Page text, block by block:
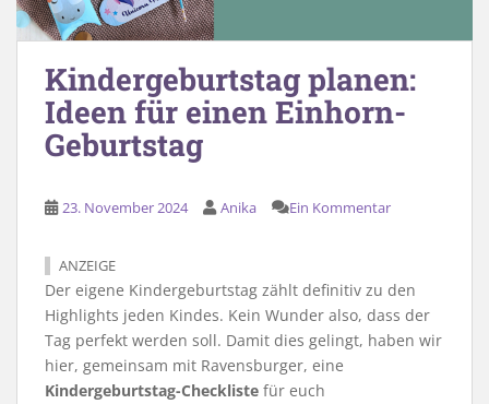
Kindergeburtstag planen:
Ideen für einen Einhorn-
Geburtstag
23. November 2024 Anika Ein Kommentar
ANZEIGE
Der eigene Kindergeburtstag zählt definitiv zu den
Highlights jeden Kindes. Kein Wunder also, dass der
Tag perfekt werden soll. Damit dies gelingt, haben wir
hier, gemeinsam mit Ravensburger, eine
Kindergeburtstag-Checkliste für euch